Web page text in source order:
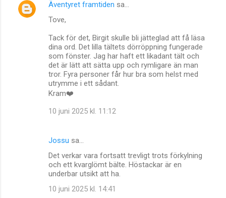
Äventyret framtiden sa…
Tove,
Tack för det, Birgit skulle bli jätteglad att få läsa
dina ord. Det lilla tältets dörröppning fungerade
som fönster. Jag har haft ett likadant tält och
det är lätt att sätta upp och rymligare än man
tror. Fyra personer får hur bra som helst med
utrymme i ett sådant.
Kram❤️
10 juni 2025 kl. 11:12
Jossu sa…
Det verkar vara fortsatt trevligt trots förkylning
och ett kvarglömt bälte. Höstackar är en
underbar utsikt att ha.
10 juni 2025 kl. 14:41